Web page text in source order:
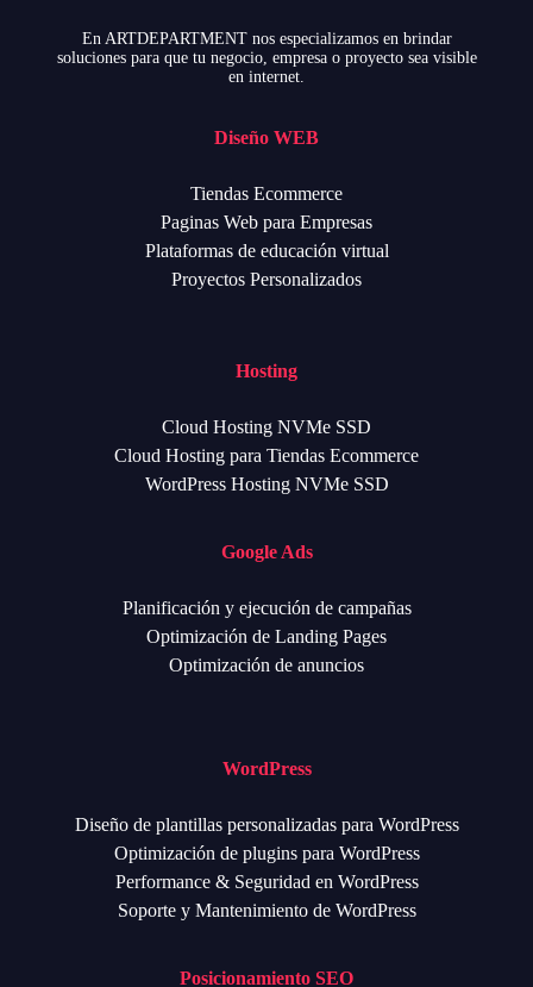
En ARTDEPARTMENT nos especializamos en brindar
soluciones para que tu negocio, empresa o proyecto sea visible
en internet.
Diseño WEB
Tiendas Ecommerce
Paginas Web para Empresas
Plataformas de educación virtual
Proyectos Personalizados
Hosting
Cloud Hosting NVMe SSD
Cloud Hosting para Tiendas Ecommerce
WordPress Hosting NVMe SSD
Google Ads
Planificación y ejecución de campañas
Optimización de Landing Pages
Optimización de anuncios
WordPress
Diseño de plantillas personalizadas para WordPress
Optimización de plugins para WordPress
Performance & Seguridad en WordPress
Soporte y Mantenimiento de WordPress
Posicionamiento SEO